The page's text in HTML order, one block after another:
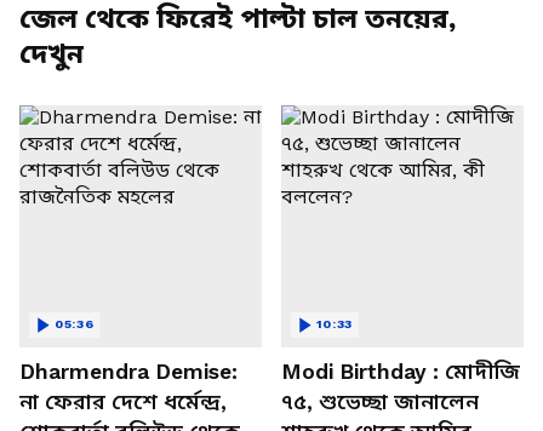
জেল থেকে ফিরেই পাল্টা চাল তনয়ের,
দেখুন
Dharmendra Demise:
না ফেরার দেশে ধর্মেন্দ্র,
05:36
Modi Birthday : মোদীজি
৭৫, শুভেচ্ছা জানালেন
10:33